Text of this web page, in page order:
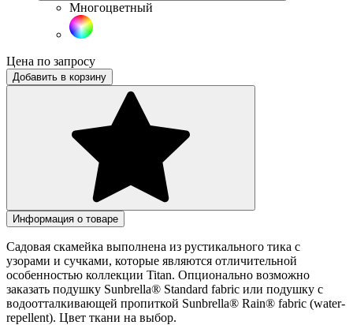
Многоцветный
Цена по запросу
Добавить в корзину
Информация о товаре
Садовая скамейка выполнена из рустикального тика с
узорами и сучками, которые являются отличительной
особенностью коллекции Titan. Опционально возможно
заказать подушку Sunbrella® Standard fabric или подушку с
водоотталкивающей пропиткой Sunbrella® Rain® fabric (water-
repellent). Цвет ткани на выбор.